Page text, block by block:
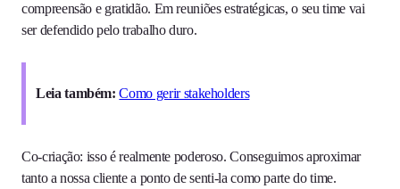
compreensão e gratidão. Em reuniões estratégicas, o seu time vai
ser defendido pelo trabalho duro.
Leia também:Como gerir stakeholders
Co-criação: isso é realmente poderoso. Conseguimos aproximar
tanto a nossa cliente a ponto de senti-la como parte do time.